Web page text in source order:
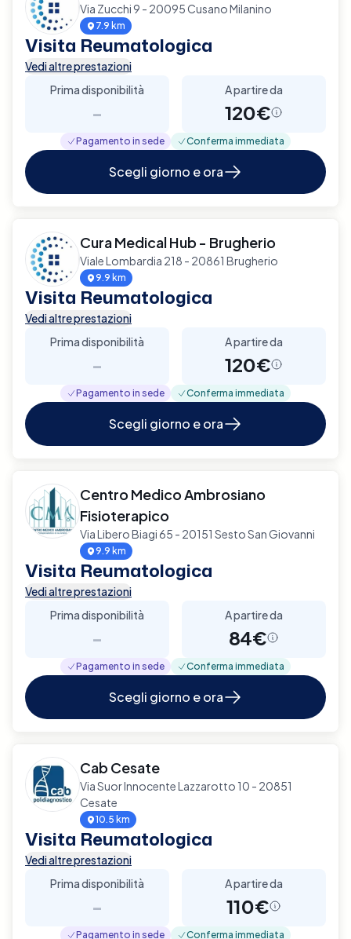
Via Zucchi 9 - 20095 Cusano Milanino
7.9 km
Visita Reumatologica
Vedi altre prestazioni
Prima disponibilità
-
A partire da
120€
Pagamento in sede Conferma immediata
Scegli giorno e ora
Cura Medical Hub - Brugherio
Viale Lombardia 218 - 20861 Brugherio
9.9 km
Visita Reumatologica
Vedi altre prestazioni
Prima disponibilità
-
A partire da
120€
Pagamento in sede Conferma immediata
Scegli giorno e ora
Centro Medico Ambrosiano
Fisioterapico
Via Libero Biagi 65 - 20151 Sesto San Giovanni
9.9 km
Visita Reumatologica
Vedi altre prestazioni
Prima disponibilità
-
A partire da
84€
Pagamento in sede Conferma immediata
Scegli giorno e ora
Cab Cesate
Via Suor Innocente Lazzarotto 10 - 20851
Cesate
10.5 km
Visita Reumatologica
Vedi altre prestazioni
Prima disponibilità
-
A partire da
110€
Pagamento in sede Conferma immediata